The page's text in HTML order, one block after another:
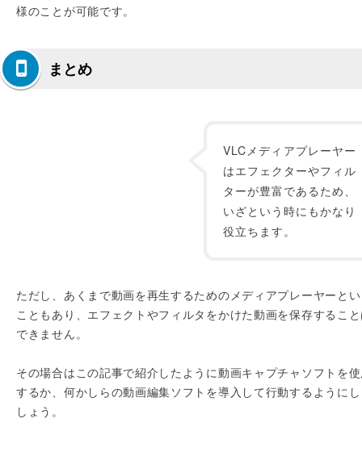
様のことが可能です。
まとめ
VLCメディアプレーヤー
はエフェクターやフィル
ターが豊富であるため、
いざという時にもかなり
役立ちます。
ただし、あくまで動画を再生するためのメディアプレーヤーと
こともあり、エフェクトやフィルタをかけた動画を保存するこ
できません。
その場合はこの記事で紹介したように動画キャプチャソフトを
するか、何かしらの動画編集ソフトを導入して行動するように
しょう。